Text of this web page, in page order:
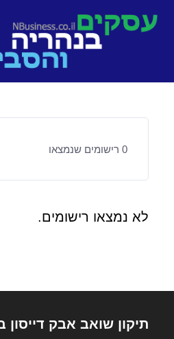
0 רישומים שנמצאו
לא נמצאו רישומים.
תיקון שואב אבק דייסון